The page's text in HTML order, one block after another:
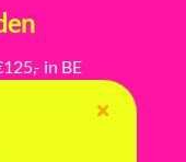
in BE